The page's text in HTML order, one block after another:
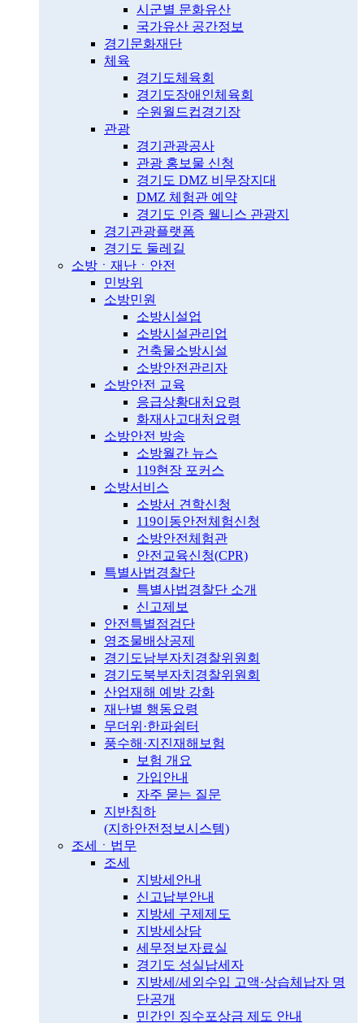
시군별 문화유산
국가유산 공간정보
경기문화재단
체육
경기도체육회
경기도장애인체육회
수원월드컵경기장
관광
경기관광공사
관광 홍보물 신청
경기도 DMZ 비무장지대
DMZ 체험관 예약
경기도 인증 웰니스 관광지
경기관광플랫폼
경기도 둘레길
소방ㆍ재난ㆍ안전
민방위
소방민원
소방시설업
소방시설관리업
건축물소방시설
소방안전관리자
소방안전 교육
응급상황대처요령
화재사고대처요령
소방안전 방송
소방월간 뉴스
119현장 포커스
소방서비스
소방서 견학신청
119이동안전체험신청
소방안전체험관
안전교육신청(CPR)
특별사법경찰단
특별사법경찰단 소개
신고제보
안전특별점검단
영조물배상공제
경기도남부자치경찰위원회
경기도북부자치경찰위원회
산업재해 예방 강화
재난별 행동요령
무더위·한파쉼터
풍수해·지진재해보험
보험 개요
가입안내
자주 묻는 질문
지반침하
(지하안전정보시스템)
조세ㆍ법무
조세
지방세안내
신고납부안내
지방세 구제제도
지방세상담
세무정보자료실
경기도 성실납세자
지방세/세외수입 고액·상습체납자 명
단공개
민간인 징수포상금 제도 안내